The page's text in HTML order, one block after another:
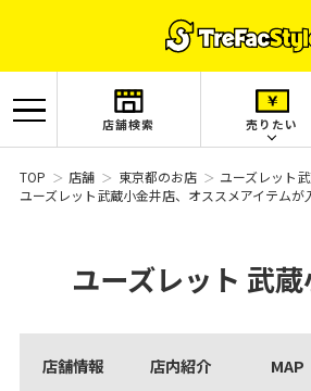
店舗検索 売りたい
TOP 店舗 東京都のお店
ユーズレット
ユーズレット武蔵小金井店、オススメアイテムが
ユーズレット 武
店舗情報 店内紹介 MAP